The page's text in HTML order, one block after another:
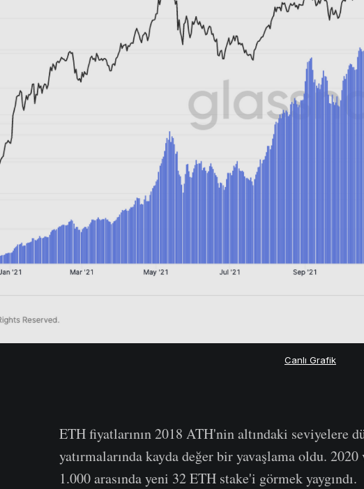
Canlı Grafik
ETH fiyatlarının 2018 ATH'nin altındaki seviyelere
yatırmalarında kayda değer bir yavaşlama oldu.
1.000 arasında yeni 32 ETH stake'i görmek yaygındı.